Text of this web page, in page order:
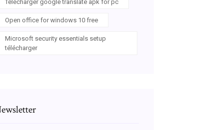
Télécharger google translate apk for pc
Open office for windows 10 free
Microsoft security essentials setup
télécharger